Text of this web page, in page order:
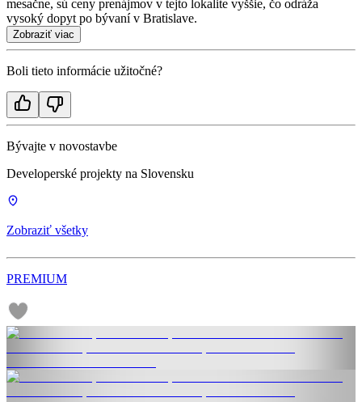
mesačne, sú ceny prenájmov v tejto lokalite vyššie, čo odráža
vysoký dopyt po bývaní v Bratislave.
Zobraziť viac
Boli tieto informácie užitočné?
Bývajte v novostavbe
Developerské projekty na Slovensku
Zobraziť všetky
PREMIUM